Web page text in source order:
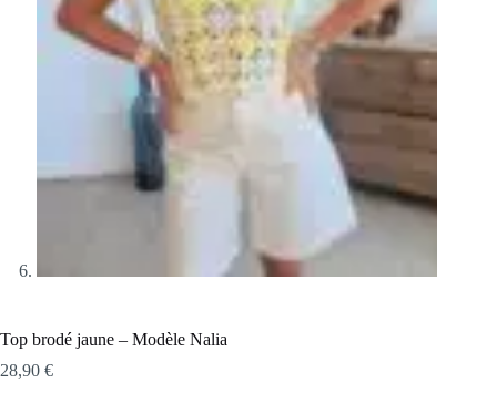
Top brodé jaune – Modèle Nalia
28,90 €